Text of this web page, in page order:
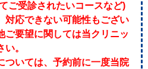
ご受診されたいコースなど)
対応できない可能性もござい
ご要望に関しては当クリニッ
。
いては、予約前に一度当院